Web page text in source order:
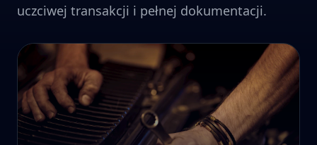
uczciwej transakcji i pełnej dokumentacji.